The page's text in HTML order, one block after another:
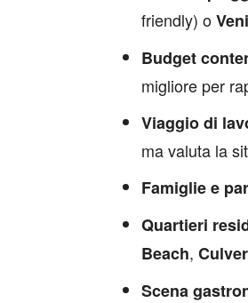
friendly) o
Budget
migliore per
Viaggio di
ma valuta la
Famiglie e
Quartieri
Beach,
Scena